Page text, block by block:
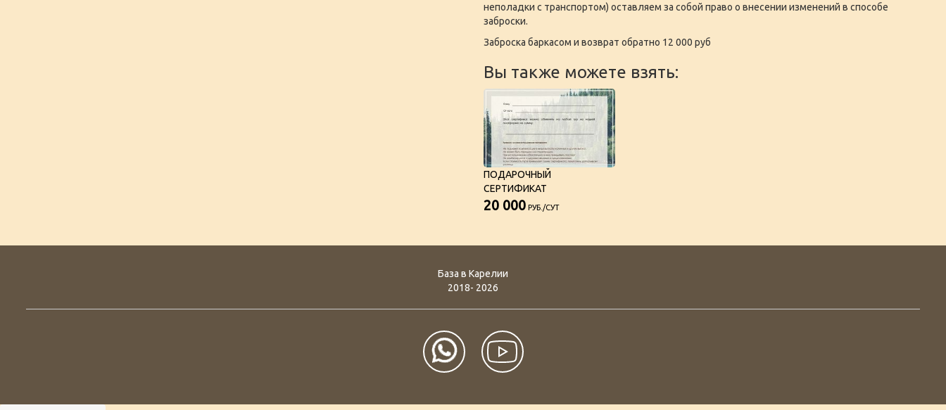
неполадки с транспортом) оставляем за собой право о внесении изменений в способе
заброски.
Заброска баркасом и возврат обратно 12 000 руб
Вы также можете взять:
ПОДАРОЧНЫЙ
СЕРТИФИКАТ
20 000 РУБ./СУТ
База в Карелии
2018- 2026